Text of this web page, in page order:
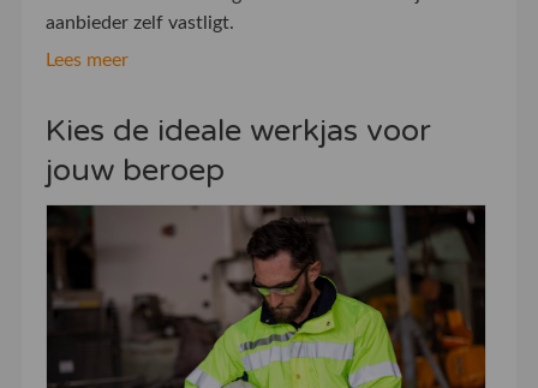
aanbieder zelf vastligt.
Lees meer
Kies de ideale werkjas voor
jouw beroep